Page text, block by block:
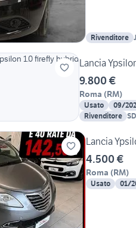
Rivenditore
Lancia
9.800 €
Roma (RM)
Usato 09/
Rivenditore
Lancia
4.500 €
Roma (RM)
Usato 01/